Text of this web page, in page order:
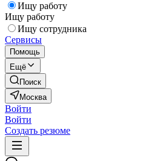
Ищу работу
Ищу работу
Ищу сотрудника
Сервисы
Помощь
Ещё
Поиск
Москва
Войти
Войти
Создать резюме